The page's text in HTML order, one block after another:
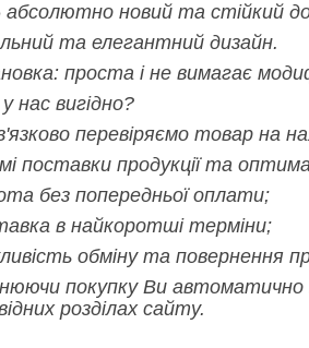
абсолютно новий та стійкий до
та елегантний дизайн.
проста і не вимагає
нас вигідно?
перевіряємо товар на
поставки продукції та
без попередньої оплати;
в найкоротші терміни;
обміну та повернення
покупку Ви
розділах сайту.